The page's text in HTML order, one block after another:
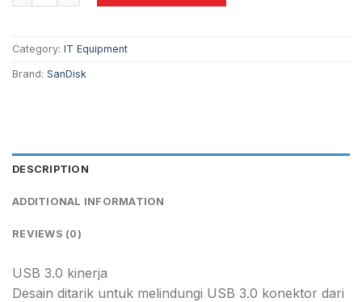
Category: IT Equipment
Brand: SanDisk
DESCRIPTION
ADDITIONAL INFORMATION
REVIEWS (0)
USB 3.0 kinerja
Desain ditarik untuk melindungi USB 3.0 konektor dari